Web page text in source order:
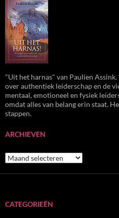
"Uit het harnas" van Paulien
over authentiek leiderschap en de
mentaal, emotioneel en fysiek
omdat alles van belang erin staat.
stappen.
ARCHIEVEN
Archieven
CATEGORIEËN